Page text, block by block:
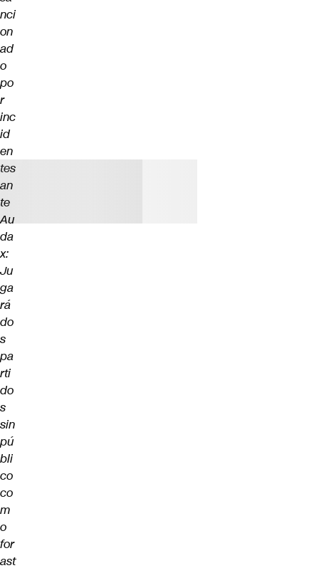
nci
on
ad
o
po
r
inc
id
en
tes
an
te
Au
da
x:
Ju
ga
rá
do
s
pa
rti
do
s
sin
pú
bli
co
co
m
o
for
ast